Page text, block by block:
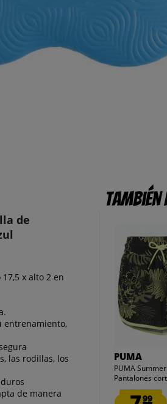
de
x alto 2 en
entrenamiento,
las rodillas, los
de manera
PUMA
PUMA
Pantalones
99